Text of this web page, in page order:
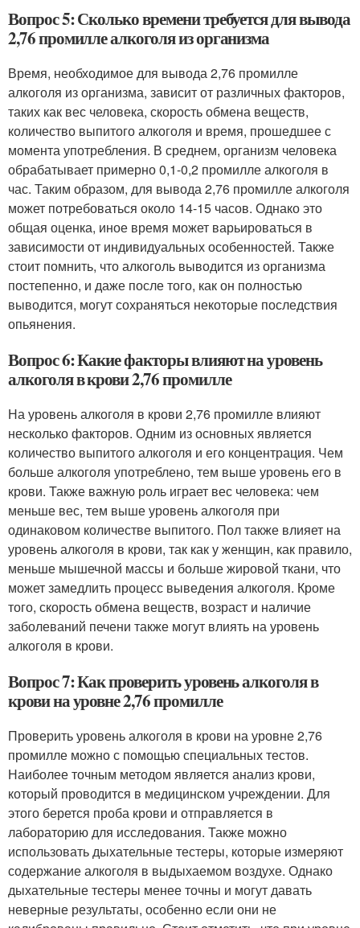
Вопрос 5: Сколько времени требуется для вывода
2,76 промилле алкоголя из организма
Время, необходимое для вывода 2,76 промилле
алкоголя из организма, зависит от различных факторов,
таких как вес человека, скорость обмена веществ,
количество выпитого алкоголя и время, прошедшее с
момента употребления. В среднем, организм человека
обрабатывает примерно 0,1-0,2 промилле алкоголя в
час. Таким образом, для вывода 2,76 промилле алкоголя
может потребоваться около 14-15 часов. Однако это
общая оценка, иное время может варьироваться в
зависимости от индивидуальных особенностей. Также
стоит помнить, что алкоголь выводится из организма
постепенно, и даже после того, как он полностью
выводится, могут сохраняться некоторые последствия
опьянения.
Вопрос 6: Какие факторы влияют на уровень
алкоголя в крови 2,76 промилле
На уровень алкоголя в крови 2,76 промилле влияют
несколько факторов. Одним из основных является
количество выпитого алкоголя и его концентрация. Чем
больше алкоголя употреблено, тем выше уровень его в
крови. Также важную роль играет вес человека: чем
меньше вес, тем выше уровень алкоголя при
одинаковом количестве выпитого. Пол также влияет на
уровень алкоголя в крови, так как у женщин, как правило,
меньше мышечной массы и больше жировой ткани, что
может замедлить процесс выведения алкоголя. Кроме
того, скорость обмена веществ, возраст и наличие
заболеваний печени также могут влиять на уровень
алкоголя в крови.
Вопрос 7: Как проверить уровень алкоголя в
крови на уровне 2,76 промилле
Проверить уровень алкоголя в крови на уровне 2,76
промилле можно с помощью специальных тестов.
Наиболее точным методом является анализ крови,
который проводится в медицинском учреждении. Для
этого берется проба крови и отправляется в
лабораторию для исследования. Также можно
использовать дыхательные тестеры, которые измеряют
содержание алкоголя в выдыхаемом воздухе. Однако
дыхательные тестеры менее точны и могут давать
неверные результаты, особенно если они не